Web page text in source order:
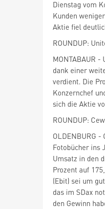
Dienstag vom
Kunden
Aktie fiel
ROUNDUP:
MONTABAUR
dank einer
verdient. Die
Konzernchef
sich die Aktie
ROUNDUP:
OLDENBURG -
Fotobücher ins
Umsatz in den
Prozent auf
(Ebit) sei um
das im SDax
den Gewinn